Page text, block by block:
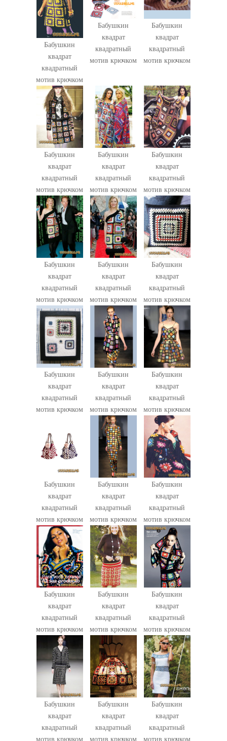
Бабушкин
квадрат
квадратный
мотив крючком
Бабушкин
квадрат
квадратный
мотив крючком
Бабушкин
квадрат
квадратный
мотив крючком
Бабушкин
квадрат
квадратный
мотив крючком
Бабушкин
квадрат
квадратный
мотив крючком
Бабушкин
квадрат
квадратный
мотив крючком
Бабушкин
квадрат
квадратный
мотив крючком
Бабушкин
квадрат
квадратный
мотив крючком
Бабушкин
квадрат
квадратный
мотив крючком
Бабушкин
квадрат
квадратный
мотив крючком
Бабушкин
квадрат
квадратный
мотив крючком
Бабушкин
квадрат
квадратный
мотив крючком
Бабушкин
квадрат
квадратный
мотив крючком
Бабушкин
квадрат
квадратный
мотив крючком
Бабушкин
квадрат
квадратный
мотив крючком
Бабушкин
квадрат
квадратный
мотив крючком
Бабушкин
квадрат
квадратный
мотив крючком
Бабушкин
квадрат
квадратный
мотив крючком
Бабушкин
квадрат
квадратный
мотив крючком
Бабушкин
квадрат
квадратный
мотив крючком
Бабушкин
квадрат
квадратный
мотив крючком